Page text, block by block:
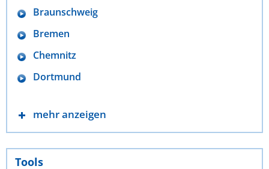
Braunschweig
Bremen
Chemnitz
Dortmund
mehr anzeigen
Tools